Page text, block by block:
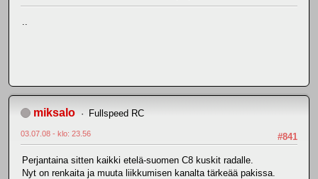
miksalo Fullspeed RC
#841
03.07.08 - klo: 23.56
Perjantaina sitten kaikki etelä-suomen C8 kuskit radalle.
Nyt on renkaita ja muuta liikkumisen kanalta tärkeää pakissa.